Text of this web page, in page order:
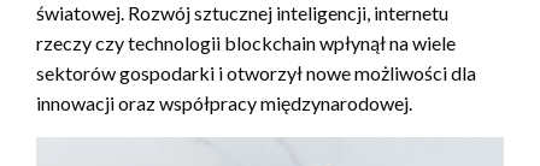
światowej. Rozwój sztucznej inteligencji, internetu
rzeczy czy technologii blockchain wpłynął na wiele
sektorów gospodarki i otworzył nowe możliwości dla
innowacji oraz współpracy międzynarodowej.